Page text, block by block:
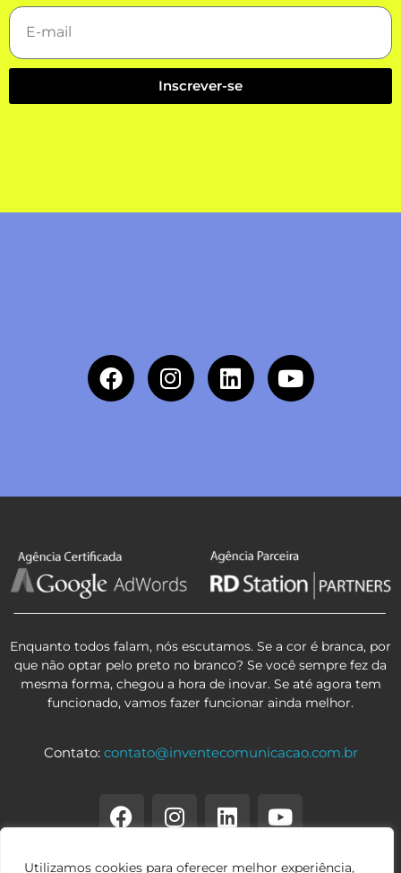
Utilizamos cookies para oferecer melhor experiência,
Inscrever-se
Enquanto todos falam, nós escutamos. Se a cor é branca, por
que não optar pelo preto no branco? Se você sempre fez da
mesma forma, chegou a hora de inovar. Se até agora tem
funcionado, vamos fazer funcionar ainda melhor.
Contato: contato@inventecomunicacao.com.br